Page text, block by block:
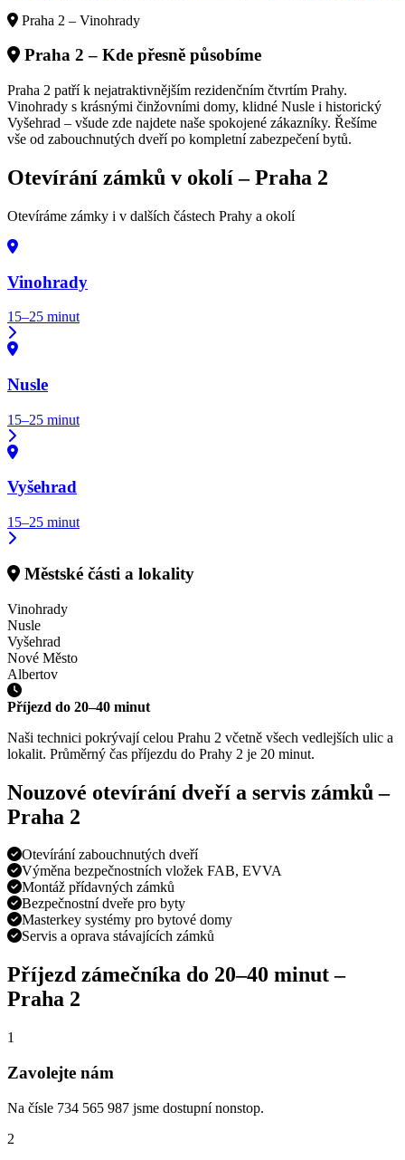
Praha 2 – Vinohrady
Praha 2 – Kde přesně působíme
Praha 2 patří k nejatraktivnějším rezidenčním čtvrtím Prahy.
Vinohrady s krásnými činžovními domy, klidné Nusle i historický
Vyšehrad – všude zde najdete naše spokojené zákazníky. Řešíme
vše od zabouchnutých dveří po kompletní zabezpečení bytů.
Otevírání zámků v okolí –Praha 2
Otevíráme zámky i v dalších částech Prahy a okolí
Vinohrady
15–25 minut
Nusle
15–25 minut
Vyšehrad
15–25 minut
Městské části a lokality
Vinohrady
Nusle
Vyšehrad
Nové Město
Albertov
Příjezd do 20–40 minut
Naši technici pokrývají celou Prahu 2 včetně všech vedlejších ulic a
lokalit. Průměrný čas příjezdu do Prahy 2 je 20 minut.
Nouzové otevírání dveří a servis zámků –
Praha 2
Otevírání zabouchnutých dveří
Výměna bezpečnostních vložek FAB, EVVA
Montáž přídavných zámků
Bezpečnostní dveře pro byty
Masterkey systémy pro bytové domy
Servis a oprava stávajících zámků
Příjezd zámečníka do 20–40 minut–
Praha 2
1
Zavolejte nám
Na čísle 734 565 987 jsme dostupní nonstop.
2